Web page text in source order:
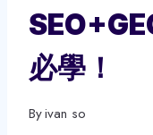
必學！
Byivan so